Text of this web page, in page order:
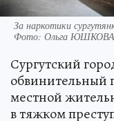
За наркотики
Фото: Ольга
Сургутский
обвинительный
местной
в тяжком